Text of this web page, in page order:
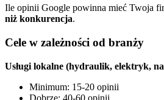
Ile opinii Google powinna mieć Twoja
niż konkurencja.
Cele w zależności od branży
Usługi lokalne (hydraulik, elektryk,
Minimum: 15-20 opinii
Dobrze: 40-60 opinii